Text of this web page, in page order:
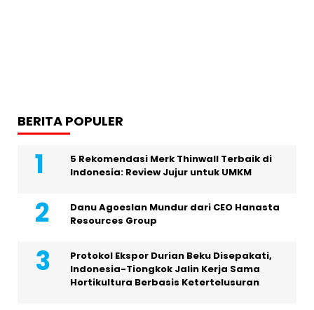
BERITA POPULER
5 Rekomendasi Merk Thinwall Terbaik di
Indonesia: Review Jujur untuk UMKM
Danu Agoeslan Mundur dari CEO Hanasta
Resources Group
Protokol Ekspor Durian Beku Disepakati,
Indonesia-Tiongkok Jalin Kerja Sama
Hortikultura Berbasis Ketertelusuran